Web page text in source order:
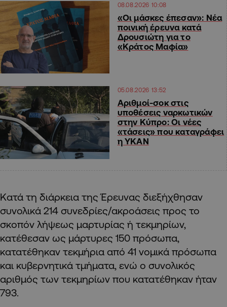
08.08.2026 10:08
«Οι μάσκες έπεσαν»: Νέα
ποινική έρευνα κατά
Δρουσιώτη για το
«Κράτος Μαφία»
05.08.2026 13:52
Αριθμοί-σοκ στις
υποθέσεις ναρκωτικών
στην Κύπρο: Οι νέες
«τάσεις» που καταγράφει
η ΥΚΑΝ
Κατά τη διάρκεια της Έρευνας διεξήχθησαν
συνολικά 214 συνεδρίες/ακροάσεις προς το
σκοπόν λήψεως μαρτυρίας ή τεκμηρίων,
κατέθεσαν ως μάρτυρες 150 πρόσωπα,
κατατέθηκαν τεκμήρια από 41 νομικά πρόσωπα
και κυβερνητικά τμήματα, ενώ ο συνολικός
αριθμός των τεκμηρίων που κατατέθηκαν ήταν
793.